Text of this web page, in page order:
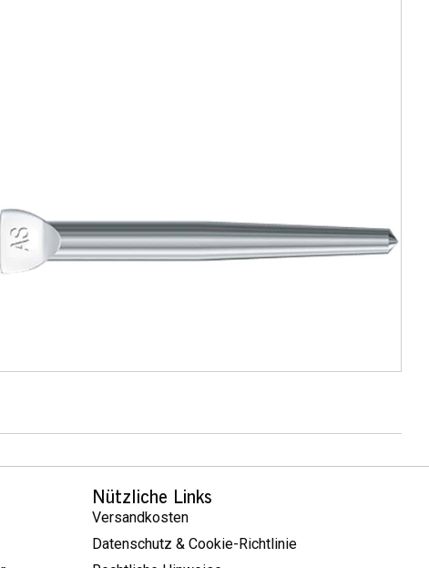
Nützliche Links
Versandkosten
Datenschutz & Cookie-Richtlinie